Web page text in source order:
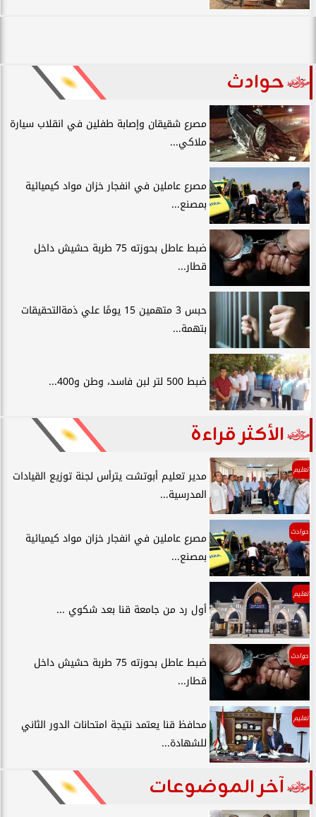
حوادث
مصرع شقيقان وإصابة طفلين في انقلاب سيارة
ملاكي...
مصرع عاملين في انفجار خزان مواد كيميائية
بمصنع...
ضبط عاطل بحوزته 75 طربة حشيش داخل
قطار...
حبس 3 متهمين 15 يومًا علي ذمةالتحقيقات
بتهمة...
ضبط 500 لتر لبن فاسد، وطن و400...
الأكثر قراءة
تعليم
مدير تعليم أبوتشت يترأس لجنة توزيع القيادات
المدرسية...
حوادث
مصرع عاملين في انفجار خزان مواد كيميائية
بمصنع...
تعليم
أول رد من جامعة قنا بعد شكوي ...
حوادث
ضبط عاطل بحوزته 75 طربة حشيش داخل
قطار...
تعليم
محافظ قنا يعتمد نتيجة امتحانات الدور الثاني
للشهادة...
آخر الموضوعات